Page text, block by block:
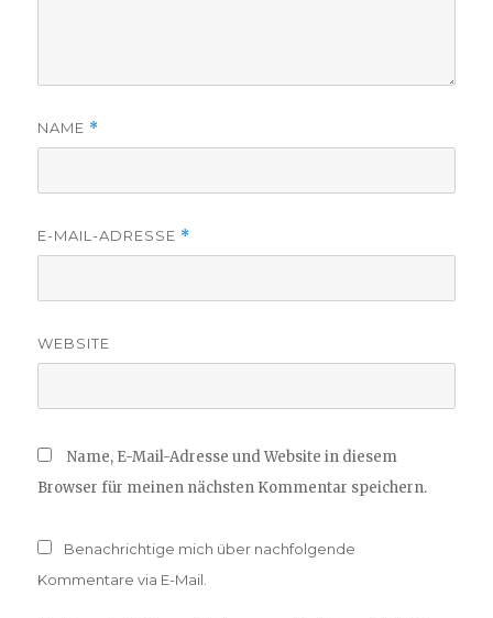
NAME *
E-MAIL-ADRESSE *
WEBSITE
Name, E-Mail-Adresse und Website in diesem
Browser für meinen nächsten Kommentar speichern.
Benachrichtige mich über nachfolgende
Kommentare via E-Mail.